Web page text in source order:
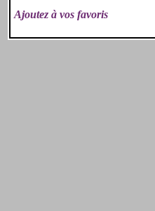
Ajoutez à vos favoris